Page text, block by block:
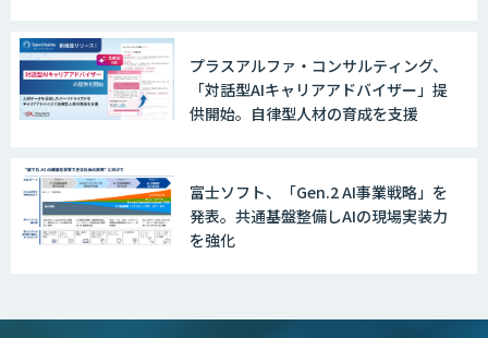
プラスアルファ・コンサルティング、
「対話型AIキャリアアドバイザー」提
供開始。自律型人材の育成を支援
富士ソフト、「Gen.2 AI事業戦略」を
発表。共通基盤整備しAIの現場実装力
を強化